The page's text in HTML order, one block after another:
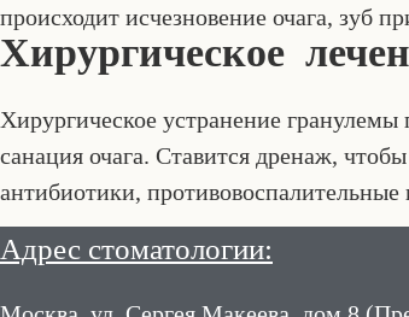
происходит исчезновение очага, зуб
Хирургическое
Хирургическое устранение гранулемы
санация очага. Ставится дренаж,
антибиотики,
Адрес стоматологии: